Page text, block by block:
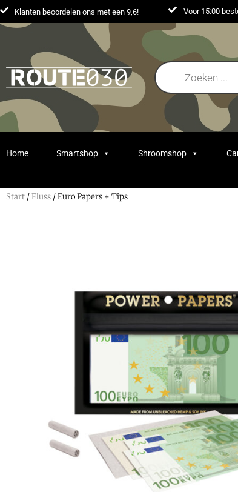
Klanten beoordelen ons met een 9,6! Voor 15:00
Home Smartshop Shroomshop
Start /Fluss / Euro Papers + Tips